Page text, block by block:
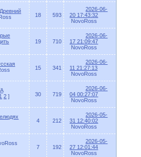
18 593
2026-06-
20 17:43:32
NovoRoss
19 710
2026-06-
17 21:09:47
NovoRoss
15 341
2026-06-
11 21:27:13
NovoRoss
1 2 ] 30 719
2026-06-
04 00:27:07
NovoRoss
4 212
2026-05-
31 12:40:02
NovoRoss
7 192
2026-05-
27 12:01:44
NovoRoss